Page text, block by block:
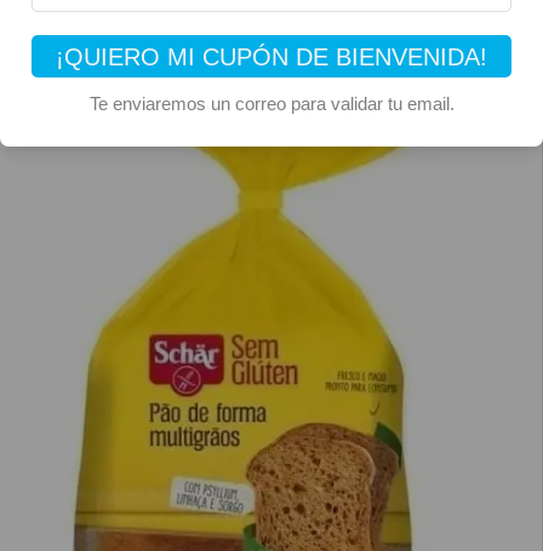
¡QUIERO MI CUPÓN DE BIENVENIDA!
Te enviaremos un correo para validar tu email.